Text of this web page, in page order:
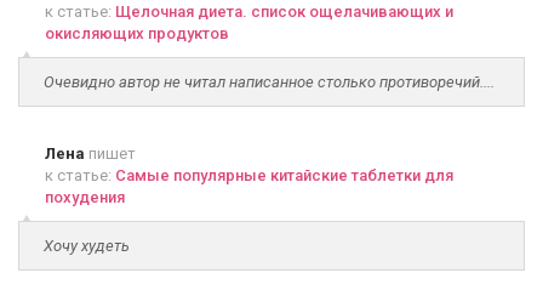
к статье: Щелочная диета. список ощелачивающих и
окисляющих продуктов
Очевидно автор не читал написанное столько противоречий....
Лена пишет
к статье: Самые популярные китайские таблетки для
похудения
Хочу худеть